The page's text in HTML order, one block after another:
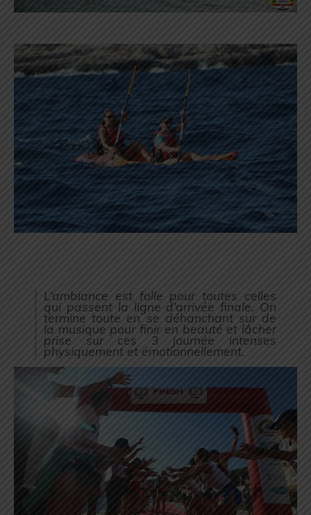
L’ambiance est folle pour toutes celles
qui passent la ligne d’arrivée finale. On
termine toute en se déhanchant sur de
la musique pour finir en beauté et lâcher
prise sur ces 3 journée intenses
physiquement et émotionnellement.